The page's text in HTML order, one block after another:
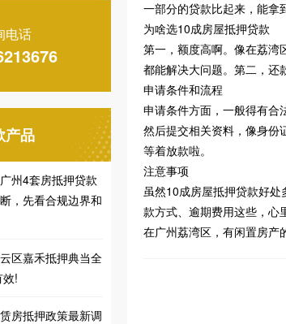
电话
产品
州4套房抵押贷款
，先看合规边界和
区嘉禾抵押典当全
!
房抵押政策最新调
一部分的贷款比起来，能拿
为啥选10成房屋抵押贷款
第一，额度高啊。像在荔湾
都能解决大问题。第二，还
申请条件和流程
申请条件方面，一般得有合
然后提交相关资料，像身份
等着放款啦。
注意事项
虽然10成房屋抵押贷款好
款方式、逾期费用这些，心
在广州荔湾区，有闲置房产